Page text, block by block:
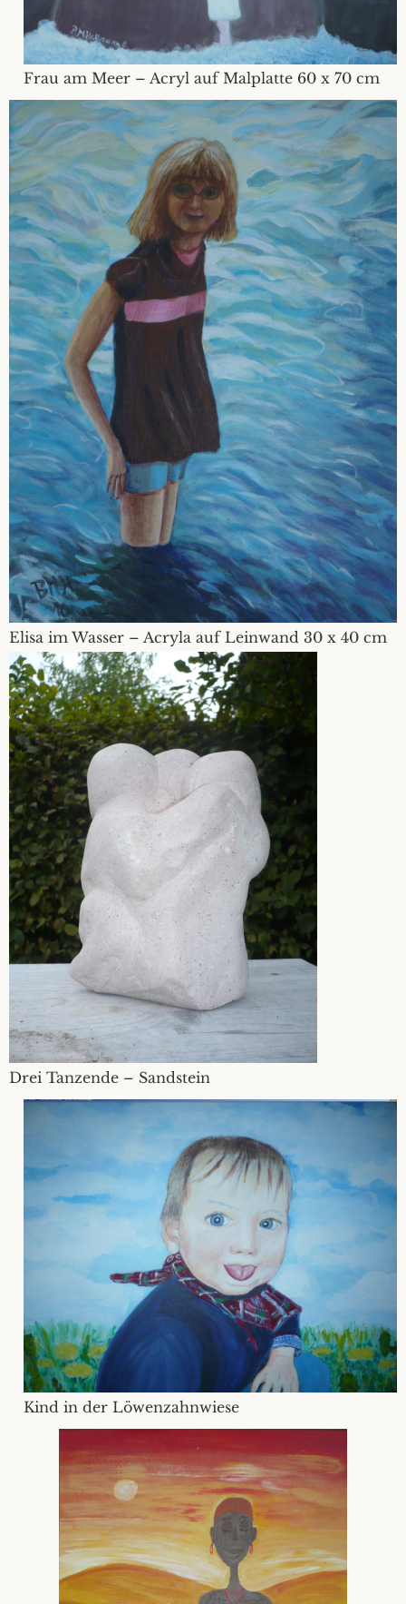
Frau am Meer – Acryl auf Malplatte 60 x 70 cm
Elisa im Wasser – Acryla auf Leinwand 30 x 40 cm
Drei Tanzende – Sandstein
Kind in der Löwenzahnwiese